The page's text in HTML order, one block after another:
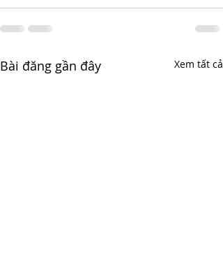
Bài đăng gần đây Xem tất cả